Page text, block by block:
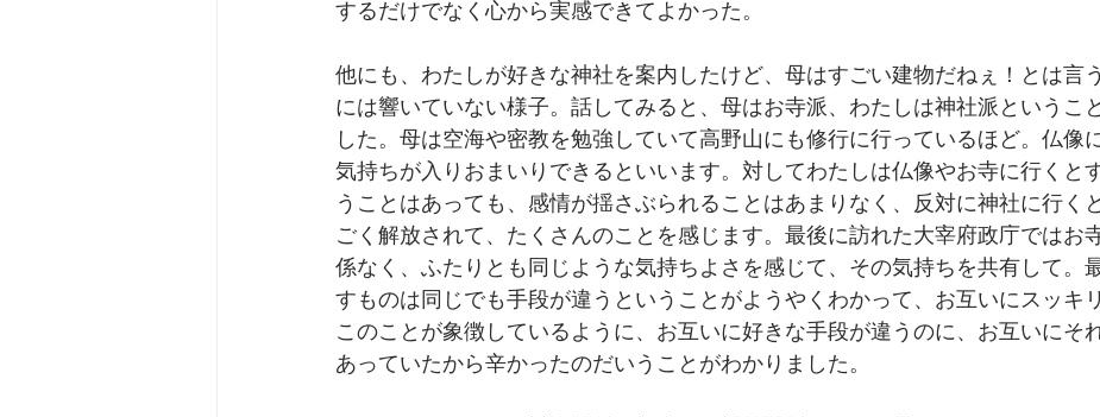
するだけでなく心から実感できてよかった。
他にも、わたしが好きな神社を案内したけど、母はすごい建物だねぇ！とは言
には響いていない様子。話してみると、母はお寺派、わたしは神社派というこ
した。母は空海や密教を勉強していて高野山にも修行に行っているほど。仏像
気持ちが入りおまいりできるといいます。対してわたしは仏像やお寺に行くと
うことはあっても、感情が揺さぶられることはあまりなく、反対に神社に行く
ごく解放されて、たくさんのことを感じます。最後に訪れた大宰府政庁ではお
係なく、ふたりとも同じような気持ちよさを感じて、その気持ちを共有して。
すものは同じでも手段が違うということがようやくわかって、お互いにスッキ
このことが象徴しているように、お互いに好きな手段が違うのに、お互いにそ
あっていたから辛かったのだいうことがわかりました。